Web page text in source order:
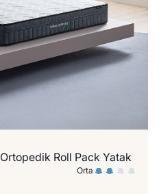
Ortopedik Roll Pack Yatak
Orta